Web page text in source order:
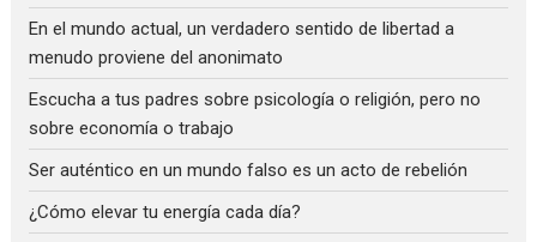
En el mundo actual, un verdadero sentido de libertad a
menudo proviene del anonimato
Escucha a tus padres sobre psicología o religión, pero no
sobre economía o trabajo
Ser auténtico en un mundo falso es un acto de rebelión
¿Cómo elevar tu energía cada día?